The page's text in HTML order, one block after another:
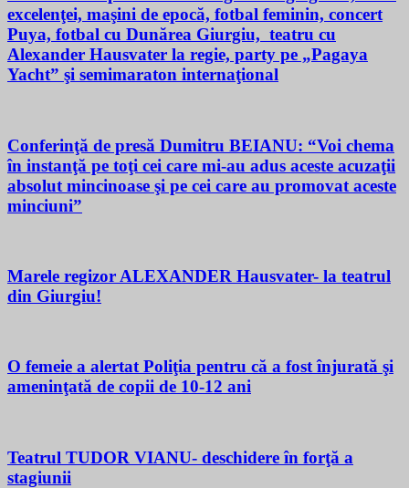
excelenţei, maşini de epocă, fotbal feminin, concert
Puya, fotbal cu Dunărea Giurgiu, teatru cu
Alexander Hausvater la regie, party pe „Pagaya
Yacht” şi semimaraton internaţional
Conferinţă de presă Dumitru BEIANU: “Voi chema
în instanţă pe toţi cei care mi-au adus aceste acuzaţii
absolut mincinoase şi pe cei care au promovat aceste
minciuni”
Marele regizor ALEXANDER Hausvater- la teatrul
din Giurgiu!
O femeie a alertat Poliţia pentru că a fost înjurată şi
ameninţată de copii de 10-12 ani
Teatrul TUDOR VIANU- deschidere în forţă a
stagiunii